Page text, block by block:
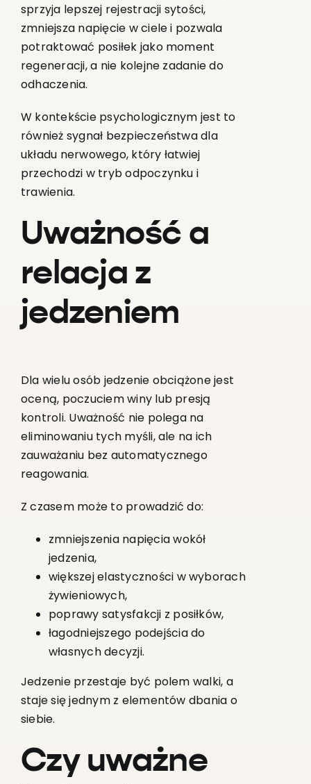
sprzyja lepszej rejestracji sytości,
zmniejsza napięcie w ciele i pozwala
potraktować posiłek jako moment
regeneracji, a nie kolejne zadanie do
odhaczenia.
W kontekście psychologicznym jest to
również sygnał bezpieczeństwa dla
układu nerwowego, który łatwiej
przechodzi w tryb odpoczynku i
trawienia.
Uważność a
relacja z
jedzeniem
Dla wielu osób jedzenie obciążone jest
oceną, poczuciem winy lub presją
kontroli. Uważność nie polega na
eliminowaniu tych myśli, ale na ich
zauważaniu bez automatycznego
reagowania.
Z czasem może to prowadzić do:
zmniejszenia napięcia wokół
jedzenia,
większej elastyczności w wyborach
żywieniowych,
poprawy satysfakcji z posiłków,
łagodniejszego podejścia do
własnych decyzji.
Jedzenie przestaje być polem walki, a
staje się jednym z elementów dbania o
siebie.
Czy uważne